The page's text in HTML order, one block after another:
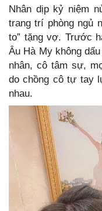
Nhân dịp kỷ niệm
trang trí phòng ngủ
to” tặng vợ. Trước
Âu Hà My không
nhân, cô tâm sự,
do chồng cô tự tay
nhau.